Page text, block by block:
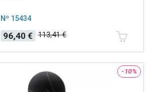
Nº 15434
Precio
96,40 €
Precio
base
113,41 €
-10%